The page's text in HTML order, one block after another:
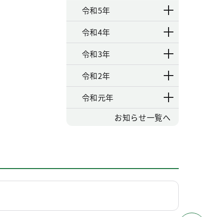
令和5年
令和4年
令和3年
令和2年
令和元年
お知らせ一覧へ